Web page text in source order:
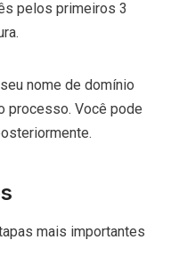
pelos primeiros 3
nome de domínio
processo. Você pode
mais importantes